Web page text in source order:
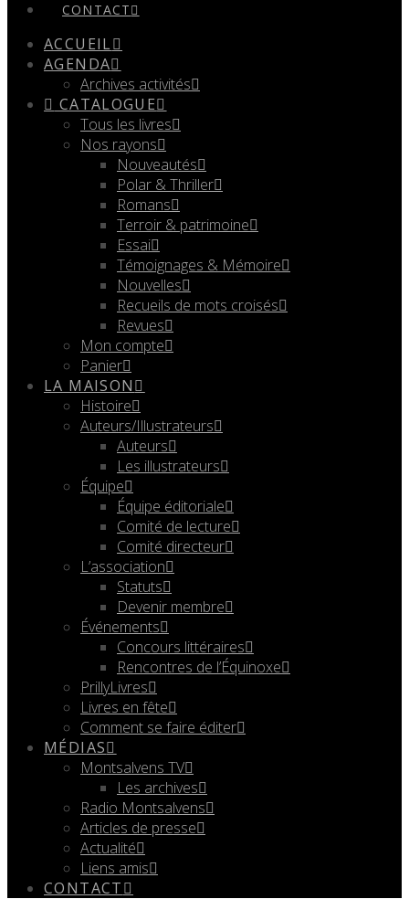
CONTACT
ACCUEIL
AGENDA
Archives activités
CATALOGUE
Tous les livres
Nos rayons
Nouveautés
Polar & Thriller
Romans
Terroir & patrimoine
Essai
Témoignages & Mémoire
Nouvelles
Recueils de mots croisés
Revues
Mon compte
Panier
LA MAISON
Histoire
Auteurs/Illustrateurs
Auteurs
Les illustrateurs
Équipe
Équipe éditoriale
Comité de lecture
Comité directeur
L’association
Statuts
Devenir membre
Événements
Concours littéraires
Rencontres de l’Équinoxe
PrillyLivres
Livres en fête
Comment se faire éditer
MÉDIAS
Montsalvens TV
Les archives
Radio Montsalvens
Articles de presse
Actualité
Liens amis
CONTACT